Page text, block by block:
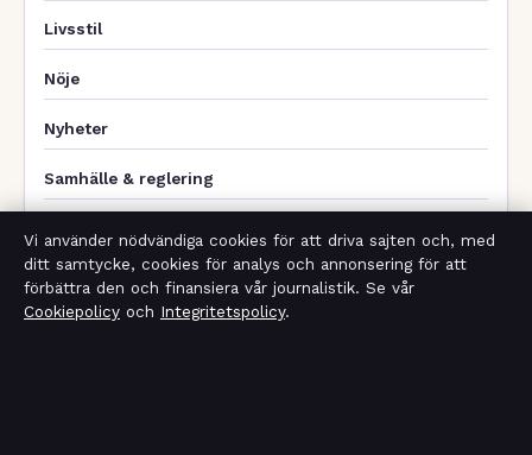
Livsstil
Nöje
Nyheter
Samhälle & reglering
TV-rollista
Vi använder nödvändiga cookies för att driva sajten och, med
ditt samtycke, cookies för analys och annonsering för att
förbättra den och finansiera vår journalistik. Se vår
Cookiepolicy och Integritetspolicy.